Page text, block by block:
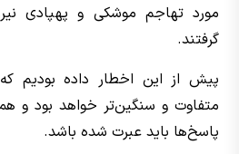
مورد تهاجم موشکی و پهپادی
گرفتند.️
پیش از این اخطار داده بودیم
متفاوت و سنگین‌تر خواهد بود و
پاسخ‌ها باید عبرت شده باشد.️